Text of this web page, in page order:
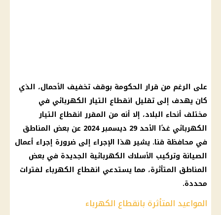
على الرغم من قرار الحكومة بوقف تخفيف الأحمال، الذي
كان يهدف إلى تقليل انقطاع التيار الكهربائي في
مختلف أنحاء البلاد، إلا أنه من المقرر انقطاع التيار
الكهربائي غدًا الأحد 29 ديسمبر 2024 عن بعض المناطق
في محافظة قنا. يشير هذا الإجراء إلى ضرورة إجراء أعمال
الصيانة وتركيب الأسلاك الكهربائية الجديدة في بعض
المناطق المتأثرة، مما يستدعي انقطاع الكهرباء لفترات
محددة.
المواعيد المتأثرة بانقطاع الكهرباء